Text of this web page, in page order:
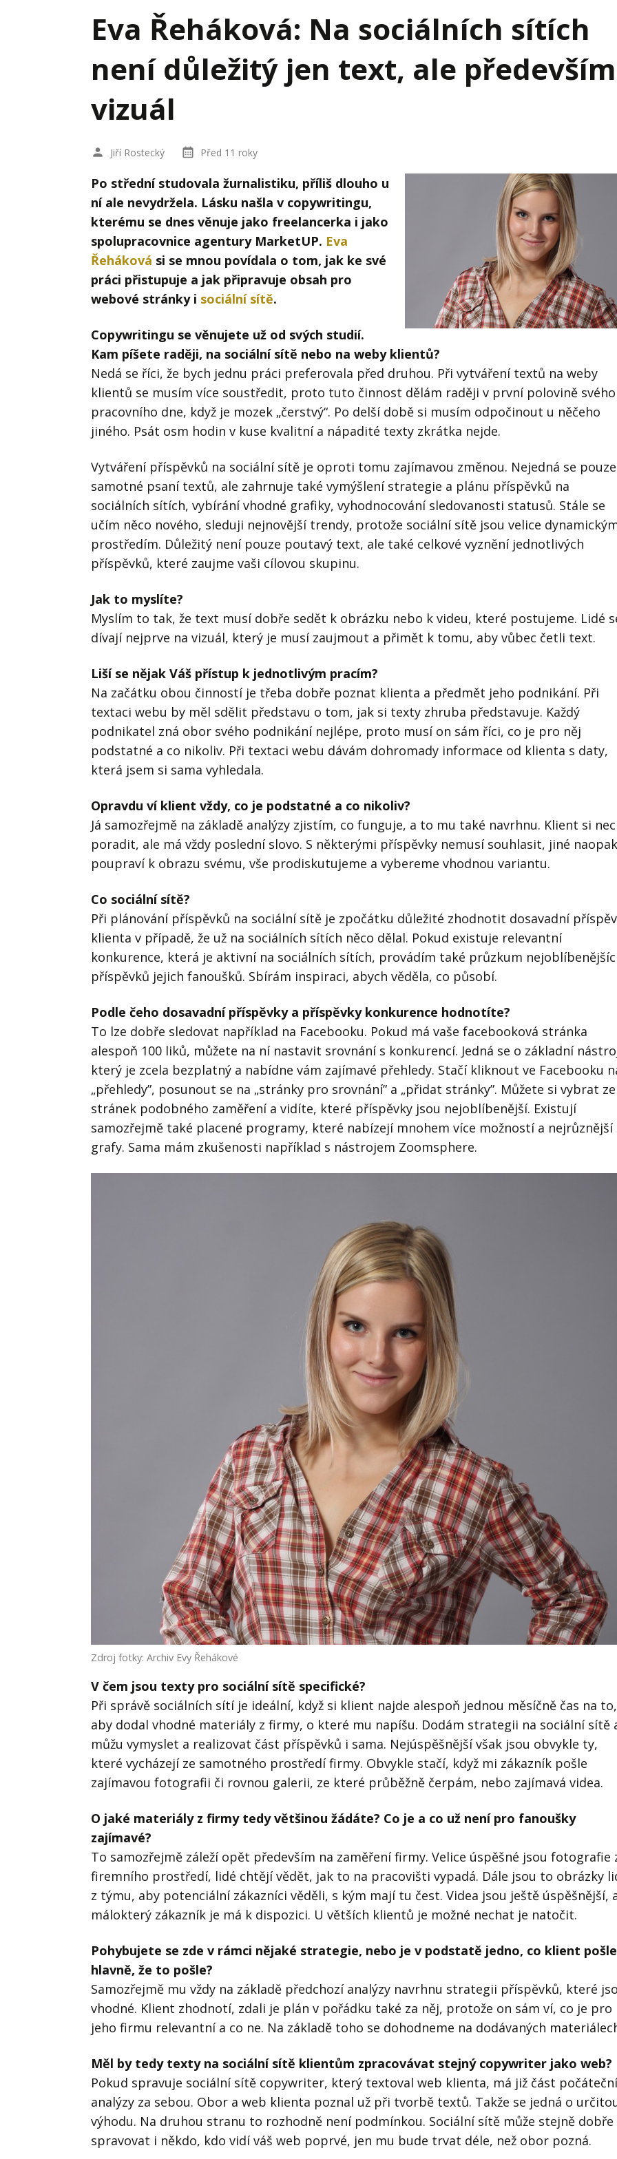
Hodnota firmy
Interim management
Konkurenceschopnost firmy
Management firmy
Projektové řízení
Předání firmy nástupci
Vzdělávání manažerů
Zaměstnanecké akcie
Eva Řeháková: Na sociálních sítích
není důležitý jen text, ale především
vizuál
Jiří Rostecký Před 11 roky
Po střední studovala žurnalistiku, příliš dlouho u
ní ale nevydržela. Lásku našla v copywritingu,
kterému se dnes věnuje jako freelancerka i jako
spolupracovnice agentury MarketUP. Eva
Řeháková si se mnou povídala o tom, jak ke své
práci přistupuje a jak připravuje obsah pro
webové stránky i sociální sítě.
Copywritingu se věnujete už od svých studií.
Kam píšete raději, na sociální sítě nebo na weby klientů?
Nedá se říci, že bych jednu práci preferovala před druhou. Při vytváření textů na weby
klientů se musím více soustředit, proto tuto činnost dělám raději v první polovině svého
pracovního dne, když je mozek „čerstvý“. Po delší době si musím odpočinout u něčeho
jiného. Psát osm hodin v kuse kvalitní a nápadité texty zkrátka nejde.
Vytváření příspěvků na sociální sítě je oproti tomu zajímavou změnou. Nejedná se
samotné psaní textů, ale zahrnuje také vymýšlení strategie a plánu příspěvků na
sociálních sítích, vybírání vhodné grafiky, vyhodnocování sledovanosti statusů. Stále se
učím něco nového, sleduji nejnovější trendy, protože sociální sítě jsou velice
prostředím. Důležitý není pouze poutavý text, ale také celkové vyznění jednotlivých
příspěvků, které zaujme vaši cílovou skupinu.
Jak to myslíte?
Myslím to tak, že text musí dobře sedět k obrázku nebo k videu, které postujeme. Lidé
dívají nejprve na vizuál, který je musí zaujmout a přimět k tomu, aby vůbec četli text.
Liší se nějak Váš přístup k jednotlivým pracím?
Na začátku obou činností je třeba dobře poznat klienta a předmět jeho podnikání. Při
textaci webu by měl sdělit představu o tom, jak si texty zhruba představuje. Každý
podnikatel zná obor svého podnikání nejlépe, proto musí on sám říci, co je pro něj
podstatné a co nikoliv. Při textaci webu dávám dohromady informace od klienta s daty,
která jsem si sama vyhledala.
Opravdu ví klient vždy, co je podstatné a co nikoliv?
Já samozřejmě na základě analýzy zjistím, co funguje, a to mu také navrhnu. Klient si
poradit, ale má vždy poslední slovo. S některými příspěvky nemusí souhlasit, jiné naopak
poupraví k obrazu svému, vše prodiskutujeme a vybereme vhodnou variantu.
Co sociální sítě?
Při plánování příspěvků na sociální sítě je zpočátku důležité zhodnotit dosavadní
klienta v případě, že už na sociálních sítích něco dělal. Pokud existuje relevantní
konkurence, která je aktivní na sociálních sítích, provádím také průzkum
příspěvků jejich fanoušků. Sbírám inspiraci, abych věděla, co působí.
Podle čeho dosavadní příspěvky a příspěvky konkurence hodnotíte?
To lze dobře sledovat například na Facebooku. Pokud má vaše facebooková stránka
alespoň 100 liků, můžete na ní nastavit srovnání s konkurencí. Jedná se o základní
který je zcela bezplatný a nabídne vám zajímavé přehledy. Stačí kliknout ve Facebooku
„přehledy”, posunout se na „stránky pro srovnání” a „přidat stránky”. Můžete si vybrat ze
stránek podobného zaměření a vidíte, které příspěvky jsou nejoblíbenější. Existují
samozřejmě také placené programy, které nabízejí mnohem více možností a nejrůznější
grafy. Sama mám zkušenosti například s nástrojem Zoomsphere.
Zdroj fotky: Archiv Evy Řehákové
V čem jsou texty pro sociální sítě specifické?
Při správě sociálních sítí je ideální, když si klient najde alespoň jednou měsíčně čas na to,
aby dodal vhodné materiály z firmy, o které mu napíšu. Dodám strategii na sociální sítě
můžu vymyslet a realizovat část příspěvků i sama. Nejúspěšnější však jsou obvykle ty,
které vycházejí ze samotného prostředí firmy. Obvykle stačí, když mi zákazník pošle
zajímavou fotografii či rovnou galerii, ze které průběžně čerpám, nebo zajímavá videa.
O jaké materiály z firmy tedy většinou žádáte? Co je a co už není pro fanoušky
zajímavé?
To samozřejmě záleží opět především na zaměření firmy. Velice úspěšné jsou fotografie
firemního prostředí, lidé chtějí vědět, jak to na pracovišti vypadá. Dále jsou to obrázky
z týmu, aby potenciální zákazníci věděli, s kým mají tu čest. Videa jsou ještě úspěšnější,
málokterý zákazník je má k dispozici. U větších klientů je možné nechat je natočit.
Pohybujete se zde v rámci nějaké strategie, nebo je v podstatě jedno, co klient
hlavně, že to pošle?
Samozřejmě mu vždy na základě předchozí analýzy navrhnu strategii příspěvků, které
vhodné. Klient zhodnotí, zdali je plán v pořádku také za něj, protože on sám ví, co je pro
jeho firmu relevantní a co ne. Na základě toho se dohodneme na dodávaných
Měl by tedy texty na sociální sítě klientům zpracovávat stejný copywriter jako web?
Pokud spravuje sociální sítě copywriter, který textoval web klienta, má již část počáteční
analýzy za sebou. Obor a web klienta poznal už při tvorbě textů. Takže se jedná o
výhodu. Na druhou stranu to rozhodně není podmínkou. Sociální sítě může stejně dobře
spravovat i někdo, kdo vidí váš web poprvé, jen mu bude trvat déle, než obor pozná.